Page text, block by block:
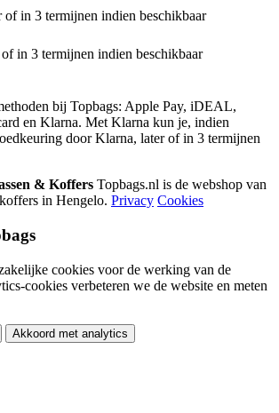
of in 3 termijnen indien beschikbaar
in 3 termijnen indien beschikbaar
bij Topbags: Apple Pay, iDEAL,
en Klarna. Met Klarna kun je, indien
door Klarna, later of in 3 termijnen
& Koffers Topbags.nl is de webshop van
in Hengelo. Privacy Cookies
cookies voor de werking van de
cookies verbeteren we de website en meten
Akkoord met analytics